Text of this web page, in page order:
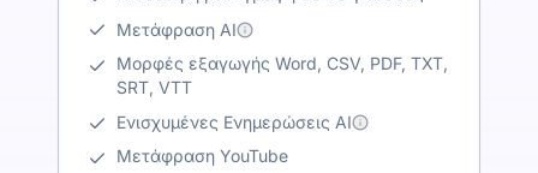
Μετάφραση AI
Μορφές εξαγωγής Word, CSV, PDF, TXT,
SRT, VTT
Ενισχυμένες Ενημερώσεις AI
Μετάφραση YouTube